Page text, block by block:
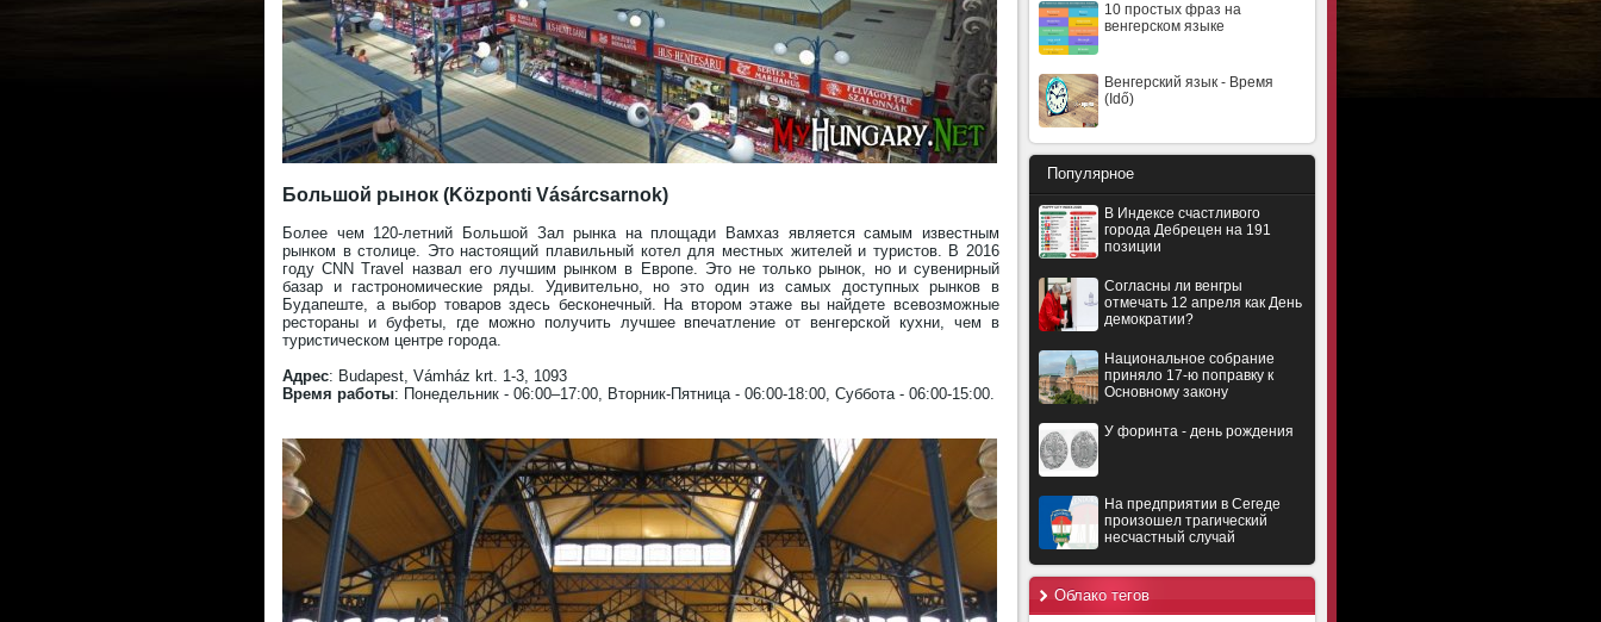
10 простых фраз на
венгерском языке
Венгерский язык - Время
(Idő)
Популярное
В Индексе счастливого
города Дебрецен на 191
позиции
Согласны ли венгры
отмечать 12 апреля как День
демократии?
Национальное собрание
приняло 17-ю поправку к
Основному закону
У форинта - день рождения
На предприятии в Сегеде
произошел трагический
несчастный случай
Облако тегов
Большой рынок (Központi Vásárcsarnok)
Более чем 120-летний Большой Зал рынка на площади Вамхаз является самым известным
рынком в столице. Это настоящий плавильный котел для местных жителей и туристов. В 2016
году CNN Travel назвал его лучшим рынком в Европе. Это не только рынок, но и сувенирный
базар и гастрономические ряды. Удивительно, но это один из самых доступных рынков в
Будапеште, а выбор товаров здесь бесконечный. На втором этаже вы найдете всевозможные
рестораны и буфеты, где можно получить лучшее впечатление от венгерской кухни, чем в
туристическом центре города.
Адрес: Budapest, Vámház krt. 1-3, 1093
Время работы: Понедельник - 06:00–17:00, Вторник-Пятница - 06:00-18:00, Суббота - 06:00-15:00.